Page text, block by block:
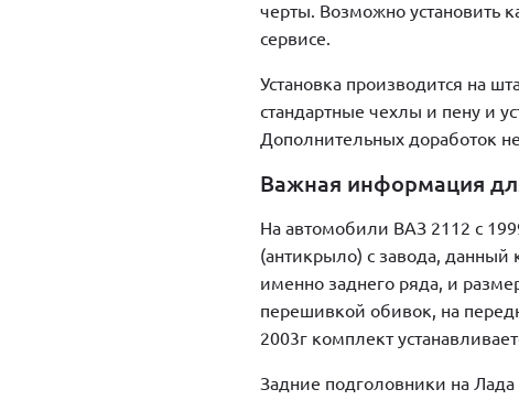
черты. Возможно установить
сервисе.
Установка производится на
стандартные чехлы и пену и
Дополнительных доработок
Важная информация
На автомобили ВАЗ 2112 с
(антикрыло) с завода, данный
именно заднего ряда, и
перешивкой обивок, на
2003г комплект
Задние подголовники на Лада